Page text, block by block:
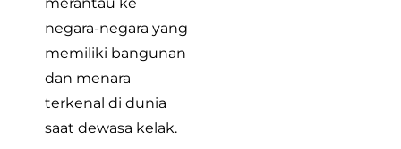
negara-negara yang
memiliki bangunan
dan menara
terkenal di dunia
saat dewasa kelak.